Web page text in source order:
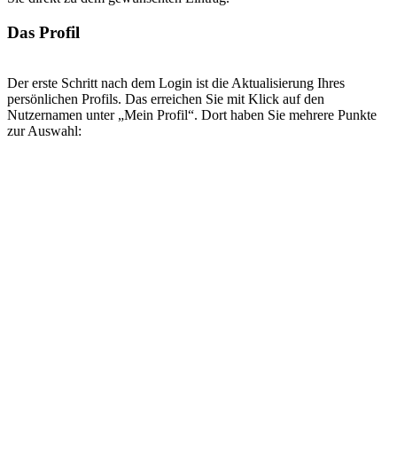
Das Profil
Der erste Schritt nach dem Login ist die Aktualisierung Ihres
persönlichen Profils. Das erreichen Sie mit Klick auf den
Nutzernamen unter „Mein Profil“. Dort haben Sie mehrere Punkte
zur Auswahl: